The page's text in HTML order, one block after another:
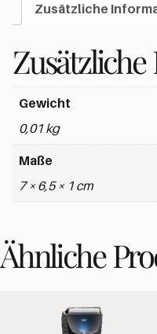
Zusätzliche
Gewicht
0,01 kg
Maße
7 × 6,5 × 1 cm
Ähnliche